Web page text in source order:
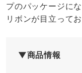
プのパッケージに
リボンが目立って
▼商品情報